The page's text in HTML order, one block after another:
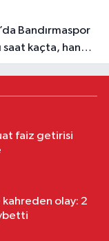
saat kaçta, hangi
faiz getirisi
olay: 2